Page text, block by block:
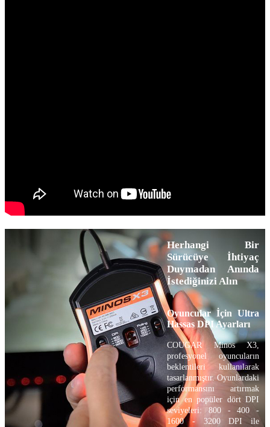
Herhangi Bir
Sürücüye İhtiyaç
Duymadan Anında
İstediğinizi Alın
Oyuncular İçin Ultra
Hassas DPI Ayarları
COUGAR Minos X3,
profesyonel oyuncuların
beklentileri kullanılarak
tasarlanmıştır. Oyunlardaki
performansını artırmak
için en popüler dört DPI
seviyeleri: 800 - 400 -
1600 - 3200 DPI ile